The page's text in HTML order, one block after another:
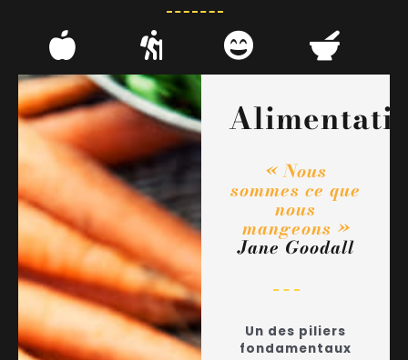
« Nous
sommes ce que
nous
mangeons »
Jane Goodall
Un des piliers
fondamentaux